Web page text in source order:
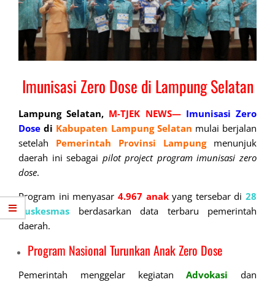
Imunisasi Zero Dose di Lampung Selatan
Lampung Selatan, M-TJEK NEWS— Imunisasi Zero
Dose di Kabupaten Lampung Selatan mulai berjalan
setelah Pemerintah Provinsi Lampungmenunjuk
daerah ini sebagai pilot project program imunisasi zero
dose.
Program ini menyasar 4.967 anakyang tersebar di 28
puskesmas berdasarkan data terbaru pemerintah
daerah.
Program Nasional Turunkan Anak Zero Dose
Pemerintah menggelar kegiatanAdvokasi dan